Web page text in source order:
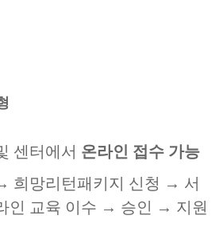
센터에서 온라인 접수 가능
희망리턴패키지 신청 → 서
인 교육 이수 → 승인 → 지원